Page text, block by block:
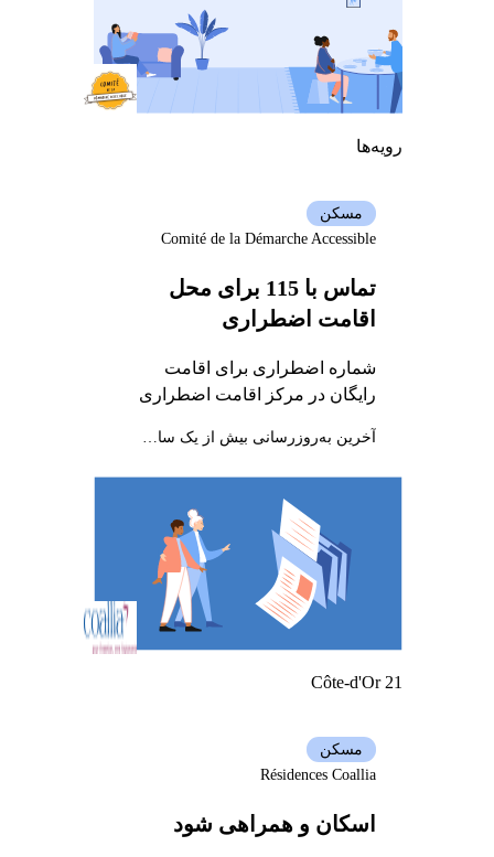
رویه‌ها
تماس با 115 برای محل
اقامت اضطراری
شماره اضطراری برای اقامت
رایگان در مرکز اقامت اضطراری
مسکن
Comité de la Démarche Accessible
Côte-d'Or 21
اسکان و همراهی شود
مسکن
Résidences Coallia